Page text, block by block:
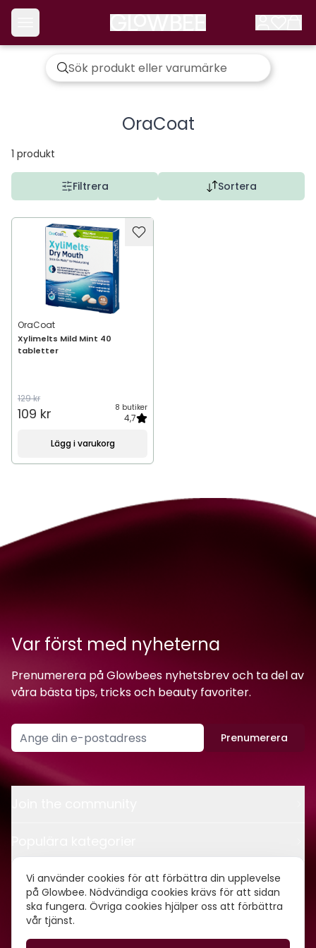
Vi använder cookies för att förbättra din upplevelse
på Glowbee. Nödvändiga cookies krävs för att sidan
ska fungera. Övriga cookies hjälper oss att förbättra
vår tjänst.
OraCoat
1 produkt
Filtrera Sortera
OraCoat
Xylimelts Mild Mint 40
tabletter
129 kr
109 kr 8 butiker
4,7
Lägg i varukorg
Var först med nyheterna
Prenumerera på Glowbees nyhetsbrev och ta del av
våra bästa tips, tricks och beauty favoriter.
Prenumerera
Kontakt
Om oss